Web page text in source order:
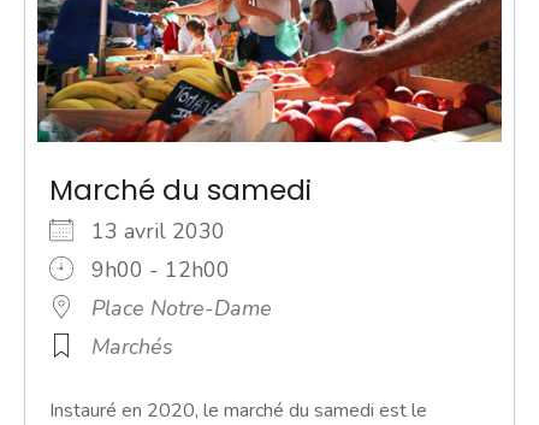
Marché du samedi
13 avril 2030
9h00 - 12h00
Place Notre-Dame
Marchés
Instauré en 2020, le marché du samedi est le